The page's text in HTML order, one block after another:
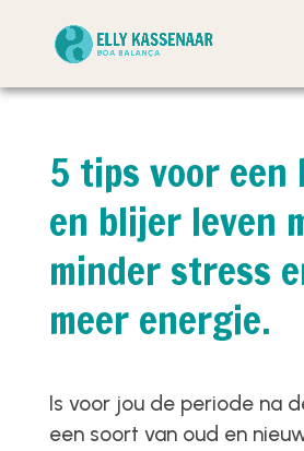
5 tips voor een
en blijer leven
minder stress
meer energie.
Is voor jou de periode na
een soort van oud en